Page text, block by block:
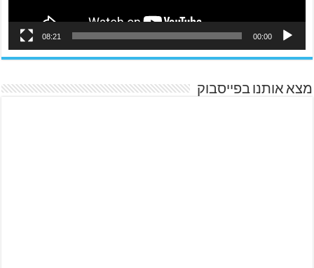
00:00
08:21
מצא אותנו בפייסבוק